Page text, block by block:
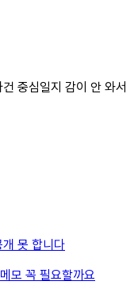
중심일지 감이 안 와서
못 합니다
모 꼭 필요할까요